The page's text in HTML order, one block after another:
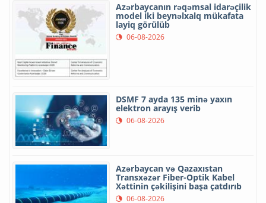
Azərbaycanın rəqəmsal idarəçilik
model iki beynəlxalq mükafata
layiq görülüb
06-08-2026
DSMF 7 ayda 135 minə yaxın
elektron arayış verib
06-08-2026
Azərbaycan və Qazaxıstan
Transxəzər Fiber-Optik Kabel
Xəttinin çəkilişini başa çatdırıb
06-08-2026